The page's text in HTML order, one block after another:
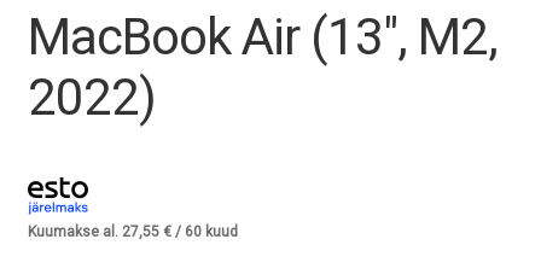
Tagasiost
Hooldus
Ostukorv
MacBook Air (13″, M2,
2022)
Kuumakse al. 27,55 €/ 60 kuud